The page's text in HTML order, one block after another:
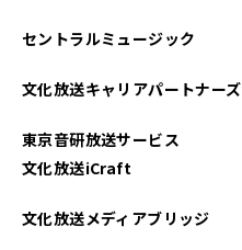
セントラルミュージック
文化放送キャリアパートナーズ
東京音研放送サービス
文化放送iCraft
文化放送メディアブリッジ